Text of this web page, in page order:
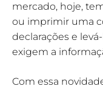
mercado, hoje,
ou imprimir uma
declarações e
exigem a
Com essa